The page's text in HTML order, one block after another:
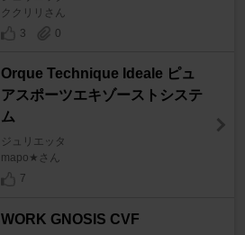
ククリリさん
3
0
Orque Technique Ideale ピュ
アスポーツエキゾーストシステ
ム
ジュリエッタ
mapo★さん
7
WORK GNOSIS CVF